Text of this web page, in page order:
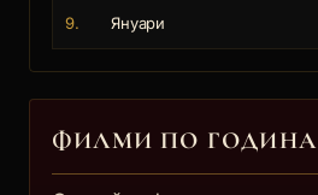
9. Януари
ФИЛМИ ПО ГОДИНА